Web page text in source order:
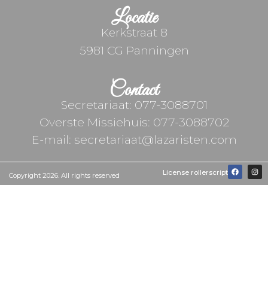
Locatie
Kerkstraat 8
5981 CG Panningen
Contact
Secretariaat: 077-3088701
Overste Missiehuis: 077-3088702
E-mail: secretariaat@lazaristen.com
Copyright 2026. All rights reserved License rollerscript